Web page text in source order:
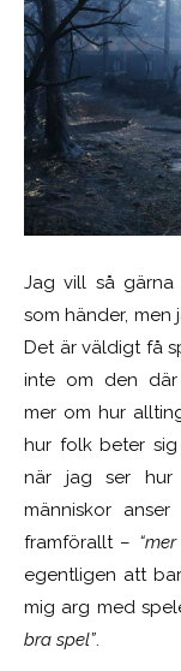
Jag vill så
som händer, men
Det är väldigt få
inte om den där
mer om hur
hur folk beter
när jag ser hur
människor
framförallt –
egentligen att
mig arg med
bra spel”.